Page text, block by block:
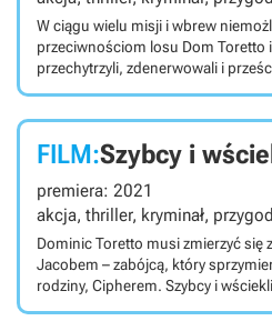
W ciągu wielu misji i wbrew
przeciwnościom losu Dom Toretto
przechytrzyli, zdenerwowali i
zagrożenie wyłaniające się z cieni
napędzane krwawą zemstą, i które
aby rozbić tę rodzinę i zniszczyć
których Dom kocha.
FILM:Szybcy i
premiera: 2021
akcja, thriller, kryminał,
Dominic Toretto musi zmierzyć się
Jacobem – zabójcą, który
rodziny, Cipherem. Szybcy i wściekli 9 to